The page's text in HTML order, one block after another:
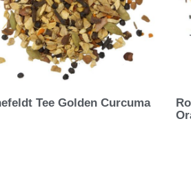
Tee Golden Curcuma